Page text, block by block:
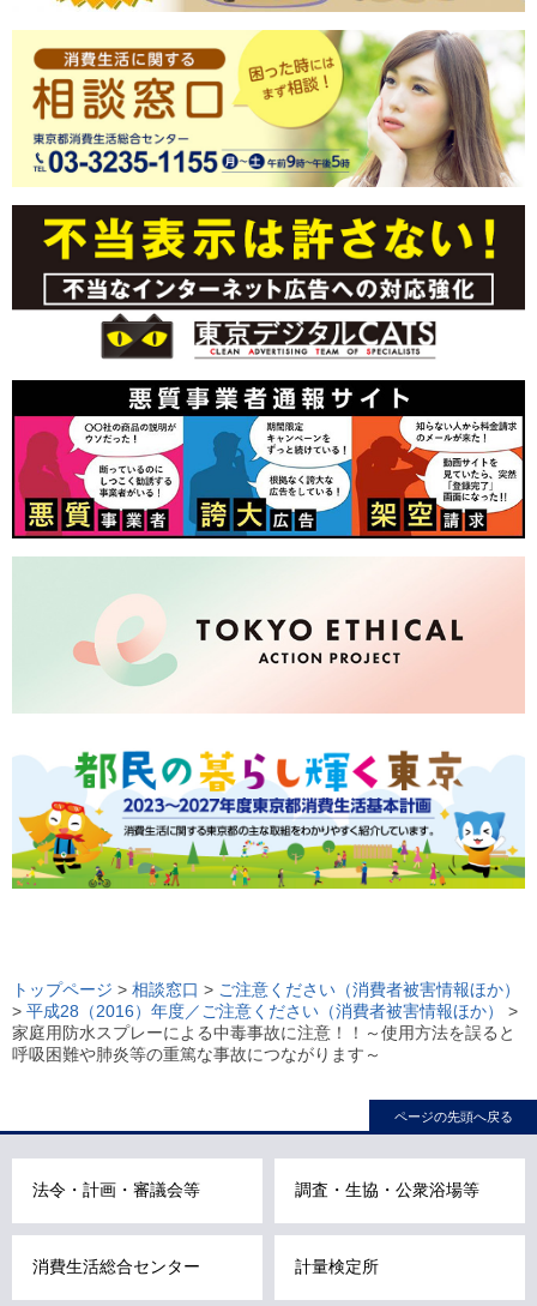
ー
カ
ル
こ
で
トップページ > 相談窓口 > ご注意ください（消費者被害情報ほか）
> 平成28（2016）年度／ご注意ください（消費者被害情報ほか）
>
家庭用防水スプレーによる中毒事故に注意！！～使用方法を誤ると
呼吸困難や肺炎等の重篤な事故につながります～
ページの先頭へ戻る
法令・計画・審議会等 調査・生協・公衆浴場等
消費生活総合センター 計量検定所